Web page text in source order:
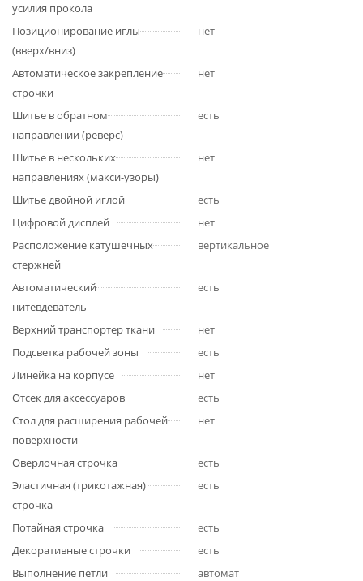
усилия прокола
Позиционирование иглы
(вверх/вниз)
нет
Автоматическое закрепление
строчки
нет
Шитье в обратном
направлении (реверс)
есть
Шитье в нескольких
направлениях (макси-узоры)
нет
Шитье двойной иглой
есть
Цифровой дисплей
нет
Расположение катушечных
стержней
вертикальное
Автоматический
нитевдеватель
есть
Верхний транспортер ткани
нет
Подсветка рабочей зоны
есть
Линейка на корпусе
нет
Отсек для аксессуаров
есть
Стол для расширения рабочей
поверхности
нет
Оверлочная строчка
есть
Эластичная (трикотажная)
строчка
есть
Потайная строчка
есть
Декоративные строчки
есть
Выполнение петли
автомат